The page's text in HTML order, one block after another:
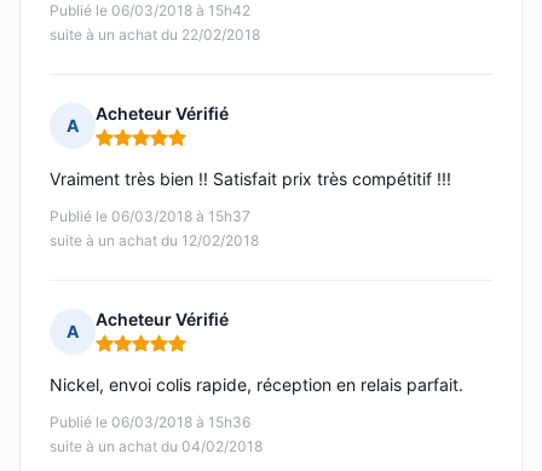
Publié le 06/03/2018 à 15h42
suite à un achat du 22/02/2018
A
Acheteur Vérifié
Note : 5 sur 5
Publié le 06/03/2018 à 15h37
suite à un achat du 12/02/2018
Vraiment très bien !! Satisfait prix très compétitif !!!
A
Acheteur Vérifié
Note : 5 sur 5
Publié le 06/03/2018 à 15h36
suite à un achat du 04/02/2018
Nickel, envoi colis rapide, réception en relais parfait.